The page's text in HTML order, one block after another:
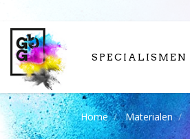
SPECIALISMEN
Home Materialen